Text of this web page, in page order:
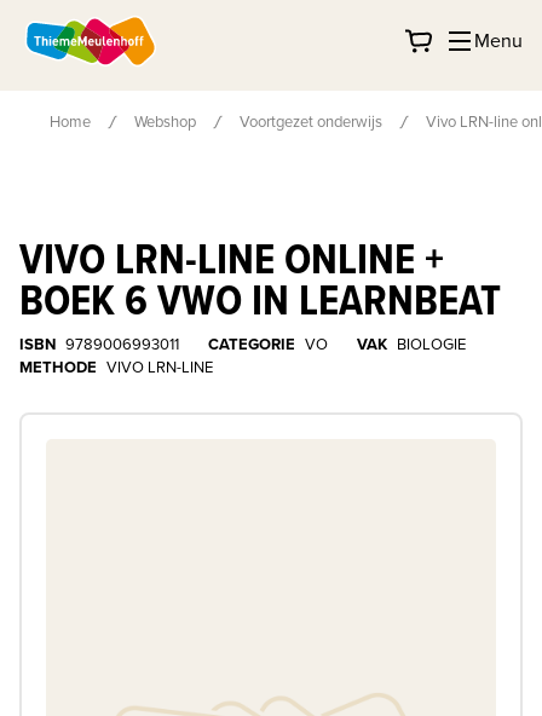
Menu
Home Webshop Voortgezet onderwijs Vivo LRN-line
VIVO LRN-LINE ONLINE +
BOEK 6 VWO IN LEARNBEAT
ISBN 9789006993011 CATEGORIE VO VAK BIOLOGIE
METHODE VIVO LRN-LINE